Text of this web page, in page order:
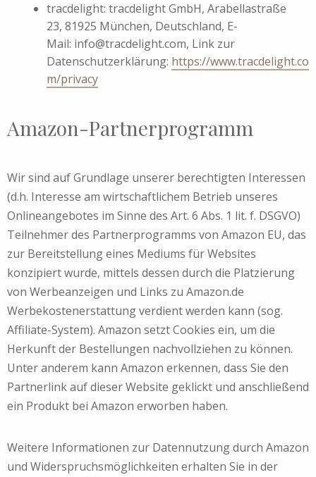
tracdelight: tracdelight GmbH, Arabellastraße
23, 81925 München, Deutschland, E-
Mail: info@tracdelight.com, Link zur
Datenschutzerklärung: https://www.tracdelight.co
m/privacy
Amazon-Partnerprogramm
Wir sind auf Grundlage unserer berechtigten Interessen
(d.h. Interesse am wirtschaftlichem Betrieb unseres
Onlineangebotes im Sinne des Art. 6 Abs. 1 lit. f. DSGVO)
Teilnehmer des Partnerprogramms von Amazon EU, das
zur Bereitstellung eines Mediums für Websites
konzipiert wurde, mittels dessen durch die Platzierung
von Werbeanzeigen und Links zu Amazon.de
Werbekostenerstattung verdient werden kann (sog.
Affiliate-System). Amazon setzt Cookies ein, um die
Herkunft der Bestellungen nachvollziehen zu können.
Unter anderem kann Amazon erkennen, dass Sie den
Partnerlink auf dieser Website geklickt und anschließend
ein Produkt bei Amazon erworben haben.
Weitere Informationen zur Datennutzung durch Amazon
und Widerspruchsmöglichkeiten erhalten Sie in der